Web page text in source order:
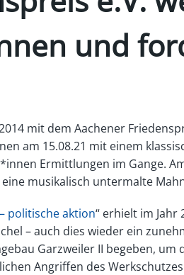
und
mit dem Aachener
am 15.08.21 mit einem
Ermittlungen im Gange.
musikalisch untermalte
politische aktion“ erhielt im
– auch dies wieder ein
Garzweiler II begeben,
Angriffen des